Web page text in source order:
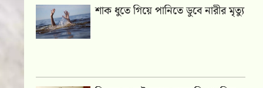
শাক ধুতে গিয়ে পানিতে ডুবে নারীর মৃত্যু